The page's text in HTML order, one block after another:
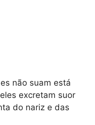
não suam está
excretam suor
do nariz e das